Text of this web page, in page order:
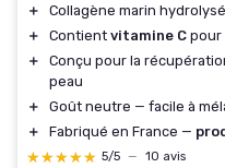
＋
Collagène marin
＋
Contient vitamine C pour
＋
Conçu pour la
peau
＋
Goût neutre — facile à
＋
Fabriqué en France —
★★★★★
★★★★★ 5/5 — 10 avis